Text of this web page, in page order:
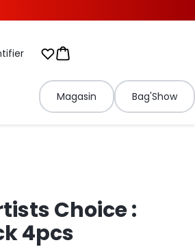
Mes listes d'envies
Panier
Magasin Bag'Show
Choice :
4pcs